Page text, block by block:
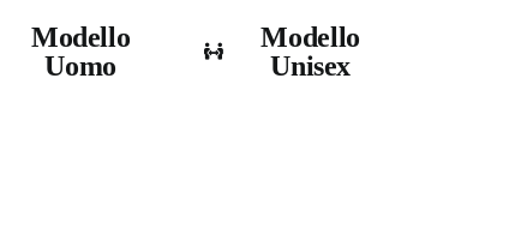
Modello
Uomo
Modello
Unisex